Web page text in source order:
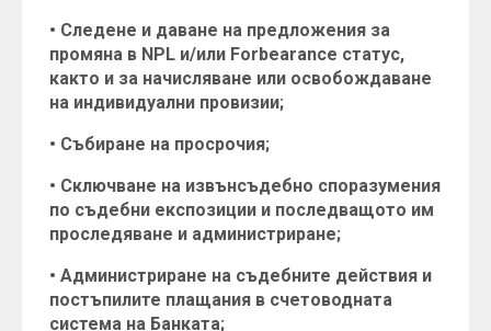
• Следене и даване на предложения за
промяна в NPL и/или Forbearance статус,
както и за начисляване или освобождаване
на индивидуални провизии;
• Събиране на просрочия;
• Сключване на извънсъдебно споразумения
по съдебни експозиции и последващото им
проследяване и администриране;
• Администриране на съдебните действия и
постъпилите плащания в счетоводната
система на Банката;